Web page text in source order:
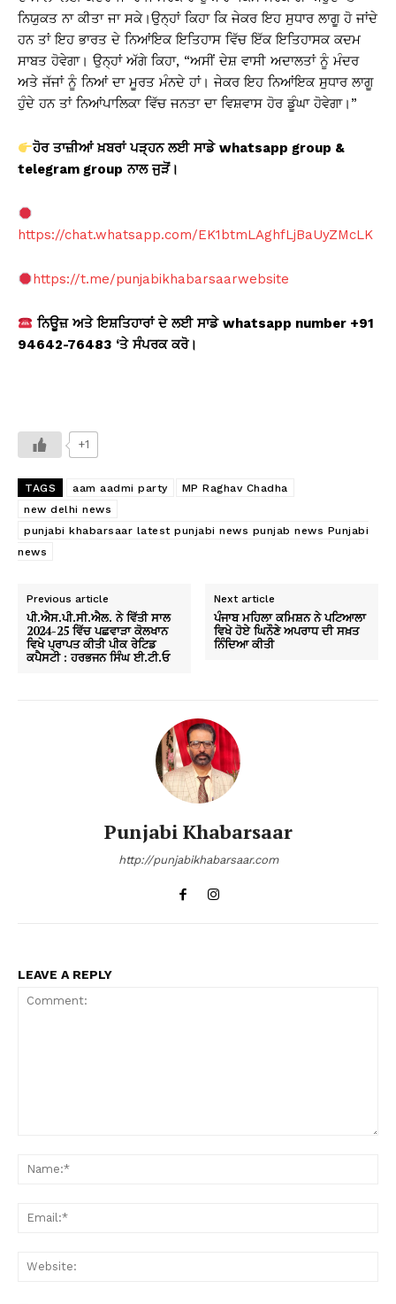
ਨਿਯੁਕਤ ਨਾ ਕੀਤਾ ਜਾ ਸਕੇ।ਉਨ੍ਹਾਂ ਕਿਹਾ ਕਿ ਜੇਕਰ ਇਹ ਸੁਧਾਰ ਲਾਗੂ ਹੋ ਜਾਂਦੇ
ਹਨ ਤਾਂ ਇਹ ਭਾਰਤ ਦੇ ਨਿਆਂਇਕ ਇਤਿਹਾਸ ਵਿੱਚ ਇੱਕ ਇਤਿਹਾਸਕ ਕਦਮ
ਸਾਬਤ ਹੋਵੇਗਾ। ਉਨ੍ਹਾਂ ਅੱਗੇ ਕਿਹਾ, “ਅਸੀਂ ਦੇਸ਼ ਵਾਸੀ ਅਦਾਲਤਾਂ ਨੂੰ ਮੰਦਰ
ਅਤੇ ਜੱਜਾਂ ਨੂੰ ਨਿਆਂ ਦਾ ਮੂਰਤ ਮੰਨਦੇ ਹਾਂ। ਜੇਕਰ ਇਹ ਨਿਆਂਇਕ ਸੁਧਾਰ ਲਾਗੂ
ਹੁੰਦੇ ਹਨ ਤਾਂ ਨਿਆਂਪਾਲਿਕਾ ਵਿੱਚ ਜਨਤਾ ਦਾ ਵਿਸ਼ਵਾਸ ਹੋਰ ਡੂੰਘਾ ਹੋਵੇਗਾ।”
ਹੋਰ ਤਾਜ਼ੀਆਂ ਖ਼ਬਰਾਂ ਪੜ੍ਹਨ ਲਈ ਸਾਡੇ whatsapp group &
telegram group ਨਾਲ ਜੁੜੋਂ।
https://chat.whatsapp.com/EK1btmLAghfLjBaUyZMcLK
https://t.me/punjabikhabarsaarwebsite
ਨਿਊਜ਼ ਅਤੇ ਇਸ਼ਤਿਹਾਰਾਂ ਦੇ ਲਈ ਸਾਡੇ whatsapp number +91
94642-76483 ‘ਤੇ ਸੰਪਰਕ ਕਰੋ।
+1
TAGS aam aadmi party
MP Raghav Chadha
new delhi news
punjabi khabarsaar latest punjabi news punjab news Punjabi
news
Previous article
ਪੀ.ਐਸ.ਪੀ.ਸੀ.ਐਲ. ਨੇ ਵਿੱਤੀ ਸਾਲ
2024-25 ਵਿੱਚ ਪਛਵਾੜਾ ਕੋਲਖਾਨ
ਵਿਖੇ ਪ੍ਰਾਪਤ ਕੀਤੀ ਪੀਕ ਰੇਟਿਡ
ਕਪੈਸਟੀ : ਹਰਭਜਨ ਸਿੰਘ ਈ.ਟੀ.ਓ
Next article
ਪੰਜਾਬ ਮਹਿਲਾ ਕਮਿਸ਼ਨ ਨੇ ਪਟਿਆਲਾ
ਵਿਖੇ ਹੋਏ ਘਿਨੌਣੇ ਅਪਰਾਧ ਦੀ ਸਖ਼ਤ
ਨਿੰਦਿਆ ਕੀਤੀ
Punjabi Khabarsaar
http://punjabikhabarsaar.com
LEAVE A REPLY